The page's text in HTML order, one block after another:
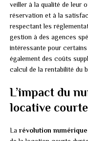
veiller à la qualité de leur
réservation et à la
respectant les
gestion à des agences
intéressante pour
également des coûts
calcul de la rentabilité du
L’impact du
locative
La révolution numérique